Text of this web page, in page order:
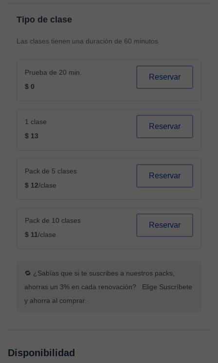
Tipo de clase
Las clases tienen una duración de 60 minutos
Prueba de 20 min.
$ 0
Reservar
1 clase
$ 13
Reservar
Pack de 5 clases
$ 12/clase
Reservar
Pack de 10 clases
$ 11/clase
Reservar
🔁 ¿Sabías que si te suscribes a nuestros packs,
ahorras un 3% en cada renovación? Elige Suscríbete
y ahorra al comprar.
Disponibilidad